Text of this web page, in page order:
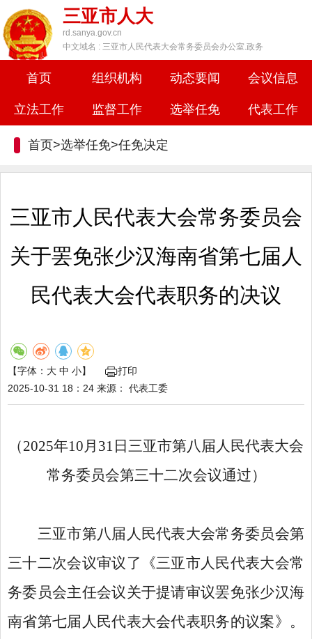
三亚市人大
rd.sanya.gov.cn
中文域名 : 三亚市人民代表大会常务委员会办公室.政务
首页 组织机构 动态要闻 会议信息
立法工作 监督工作 选举任免 代表工作
首页>选举任免>任免决定
三亚市人民代表大会常务委员会
关于罢免张少汉海南省第七届人
民代表大会代表职务的决议
【字体： 大 中 小】
打印
2025-10-31 18：24 来源： 代表工委
（2025年10月31日三亚市第八届人民代表大会
常务委员会第三十二次会议通过）
三亚市第八届人民代表大会常务委员会第
三十二次会议审议了《三亚市人民代表大会常
务委员会主任会议关于提请审议罢免张少汉海
南省第七届人民代表大会代表职务的议案》。